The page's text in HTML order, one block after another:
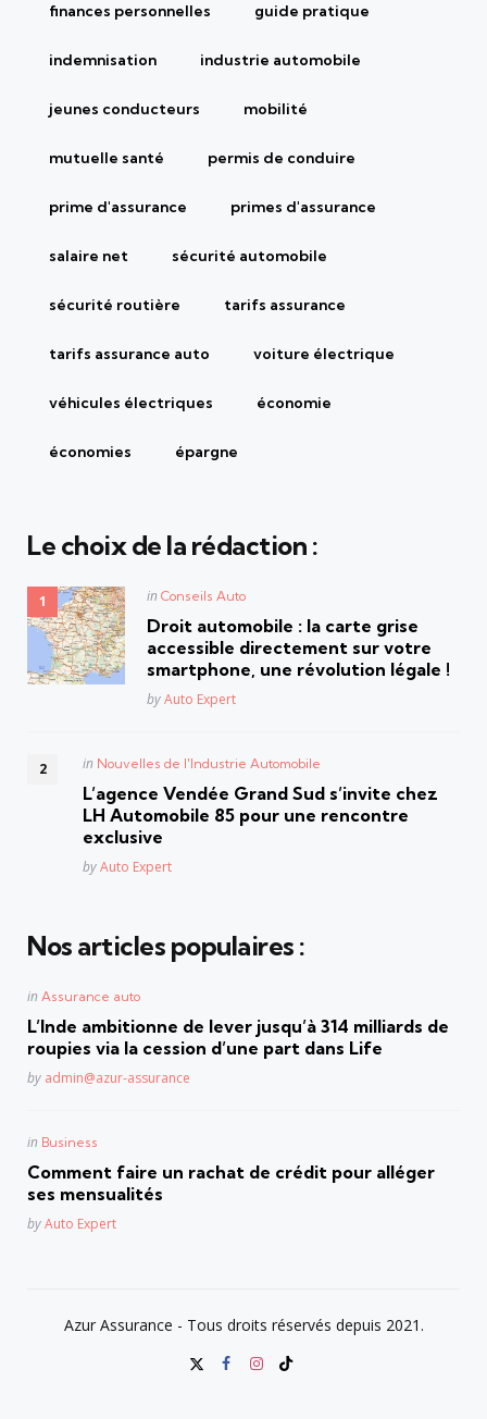
finances personnelles guide pratique
indemnisation industrie automobile
jeunes conducteurs mobilité
mutuelle santé permis de conduire
prime d'assurance primes d'assurance
salaire net sécurité automobile
sécurité routière tarifs assurance
tarifs assurance auto voiture électrique
véhicules électriques économie
économies épargne
Le choix de la rédaction :
Posted
in Conseils Auto
Droit automobile : la carte grise
accessible directement sur votre
smartphone, une révolution légale !
Posted
byAuto Expert
Posted
in Nouvelles de l'Industrie Automobile
L’agence Vendée Grand Sud s’invite chez
LH Automobile 85 pour une rencontre
exclusive
Posted
byAuto Expert
Nos articles populaires :
Posted
in Assurance auto
L’Inde ambitionne de lever jusqu’à 314 milliards de
roupies via la cession d’une part dans Life
Posted
by admin@azur-assurance
Posted
in Business
Comment faire un rachat de crédit pour alléger
ses mensualités
Posted
byAuto Expert
Azur Assurance - Tous droits réservés depuis 2021.